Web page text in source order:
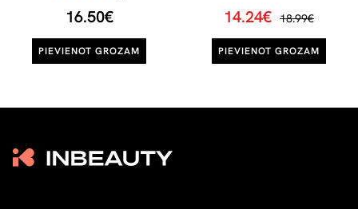
16.50€
PIEVIENOT GROZAM
14.24€ 18.99€
PIEVIENOT GROZAM